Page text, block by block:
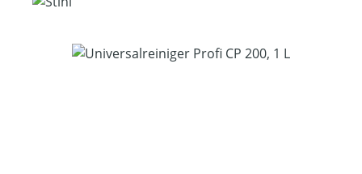
Bildergalerie überspringen